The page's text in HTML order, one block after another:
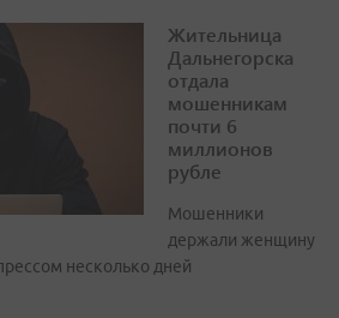
Жительница
Дальнегорска
отдала
мошенникам
почти 6
миллионов
рубле
Мошенники
держали женщину
несколько дней